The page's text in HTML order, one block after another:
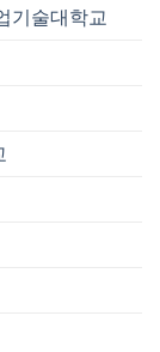
기술대학교